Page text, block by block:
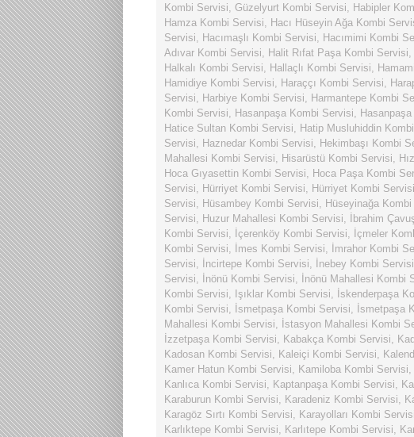
Kombi Servisi, Güzelyurt Kombi Servisi, Habipler
Hamza Kombi Servisi, Hacı Hüseyin Ağa Kombi
Servisi, Hacımaşlı Kombi Servisi, Hacımimi Kombi
Adıvar Kombi Servisi, Halit Rıfat Paşa Kombi Servisi,
Halkalı Kombi Servisi, Hallaçlı Kombi Servisi,
Hamidiye Kombi Servisi, Haraççı Kombi Servisi,
Servisi, Harbiye Kombi Servisi, Harmantepe Kombi
Kombi Servisi, Hasanpaşa Kombi Servisi,
Hatice Sultan Kombi Servisi, Hatip Musluhiddin
Servisi, Haznedar Kombi Servisi, Hekimbaşı Kombi
Mahallesi Kombi Servisi, Hisarüstü Kombi Servisi,
Hoca Gıyasettin Kombi Servisi, Hoca Paşa Kombi
Servisi, Hürriyet Kombi Servisi, Hürriyet Kombi Servisi
Servisi, Hüsambey Kombi Servisi, Hüseyinağa
Servisi, Huzur Mahallesi Kombi Servisi, İbrahim
Kombi Servisi, İçerenköy Kombi Servisi, İçmeler
Kombi Servisi, İmes Kombi Servisi, İmrahor Kombi
Servisi, İncirtepe Kombi Servisi, İnebey Kombi Servisi
Servisi, İnönü Kombi Servisi, İnönü Mahallesi Kombi
Kombi Servisi, Işıklar Kombi Servisi, İskenderpaşa
Kombi Servisi, İsmetpaşa Kombi Servisi, İsmetpaşa
Mahallesi Kombi Servisi, İstasyon Mahallesi Kombi
İzzetpaşa Kombi Servisi, Kabakça Kombi Servisi,
Kadosan Kombi Servisi, Kaleiçi Kombi Servisi,
Kamer Hatun Kombi Servisi, Kamiloba Kombi Servisi,
Kanlıca Kombi Servisi, Kaptanpaşa Kombi Servisi,
Karaburun Kombi Servisi, Karadeniz Kombi Servisi,
Karagöz Sırtı Kombi Servisi, Karayolları Kombi Servisi
Karlıktepe Kombi Servisi, Karlıtepe Kombi Servisi,